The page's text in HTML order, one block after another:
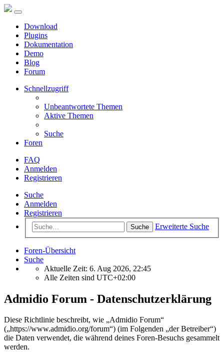
Download
Plugins
Dokumentation
Demo
Blog
Forum
Schnellzugriff
Unbeantwortete Themen
Aktive Themen
Suche
Foren
FAQ
Anmelden
Registrieren
Suche
Anmelden
Registrieren
Suche Erweiterte Suche
Foren-Übersicht
Suche
Aktuelle Zeit: 6. Aug 2026, 22:45
Alle Zeiten sind UTC+02:00
Admidio Forum - Datenschutzerklärung
Diese Richtlinie beschreibt, wie „Admidio Forum“
(„https://www.admidio.org/forum“) (im Folgenden „der Betreiber“)
die Daten verwendet, die während deines Foren-Besuchs gesammelt
werden.